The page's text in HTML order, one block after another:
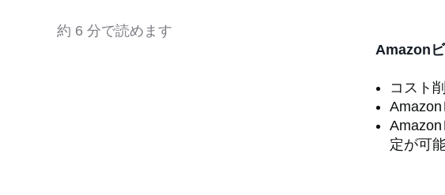
約 6 分で読めます
Amazon
コスト
定が可